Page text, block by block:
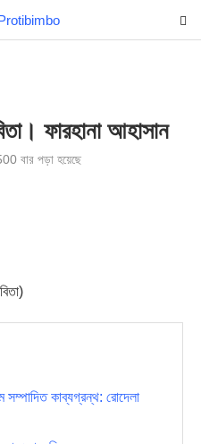
ফারহানা আহাসান
বার পড়া হয়েছে
কাব্যগ্রন্থ: রোদেলা